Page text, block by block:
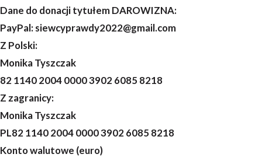
Dane do donacji tytułem DAROWIZNA:
PayPal: siewcyprawdy2022@gmail.com
Z Polski:
Monika Tyszczak
82 1140 2004 0000 3902 6085 8218
Z zagranicy:
Monika Tyszczak
PL82 1140 2004 0000 3902 6085 8218
Konto walutowe (euro)